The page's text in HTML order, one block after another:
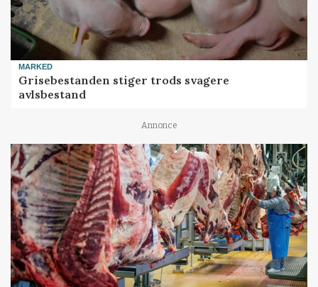
MARKED
Grisebestanden stiger trods svagere
avlsbestand
Annonce